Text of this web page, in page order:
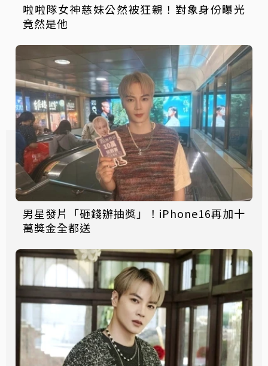
啦啦隊女神慈妹公然被狂親！對象身份曝光
竟然是他
男星發片「砸錢辦抽獎」！iPhone16再加十
萬獎金全都送